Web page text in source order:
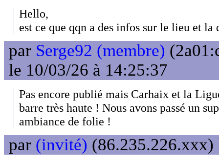
Hello,
est ce que qqn a des infos sur le lieu et la
par Serge92 (membre)
le 10/03/26 à 14:25:37
Pas encore publié mais Carhaix et la
barre très haute ! Nous avons passé un
ambiance de folie !
par (invité) (86.235.226.xxx)